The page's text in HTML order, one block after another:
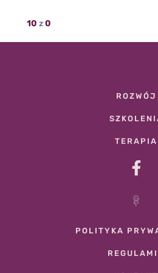
10 z0
ROZWÓJ
TERAPIA
POLITYKA